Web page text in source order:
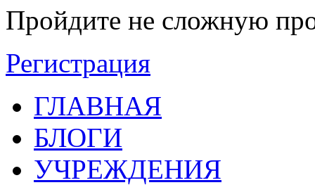
Пройдите не сложную
Регистрация
ГЛАВНАЯ
БЛОГИ
УЧРЕЖДЕНИЯ